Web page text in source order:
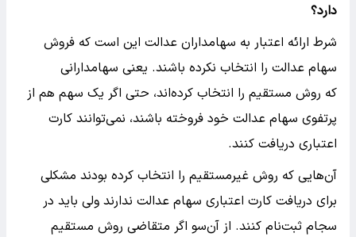
دارد؟
شرط ارائه اعتبار به سهامداران عدالت این است که فروش
سهام عدالت را انتخاب نکرده باشند. یعنی سهامدارانی
که روش مستقیم را انتخاب کرده‌اند، حتی اگر یک سهم هم از
پرتفوی سهام عدالت خود فروخته باشند، نمی‌توانند کارت
اعتباری دریافت کنند.
آن‌هایی که روش غیرمستقیم را انتخاب کرده بودند مشکلی
برای دریافت کارت اعتباری سهام عدالت ندارند ولی باید در
سجام ثبت‌نام کنند. از آن‌سو اگر متقاضی روش مستقیم